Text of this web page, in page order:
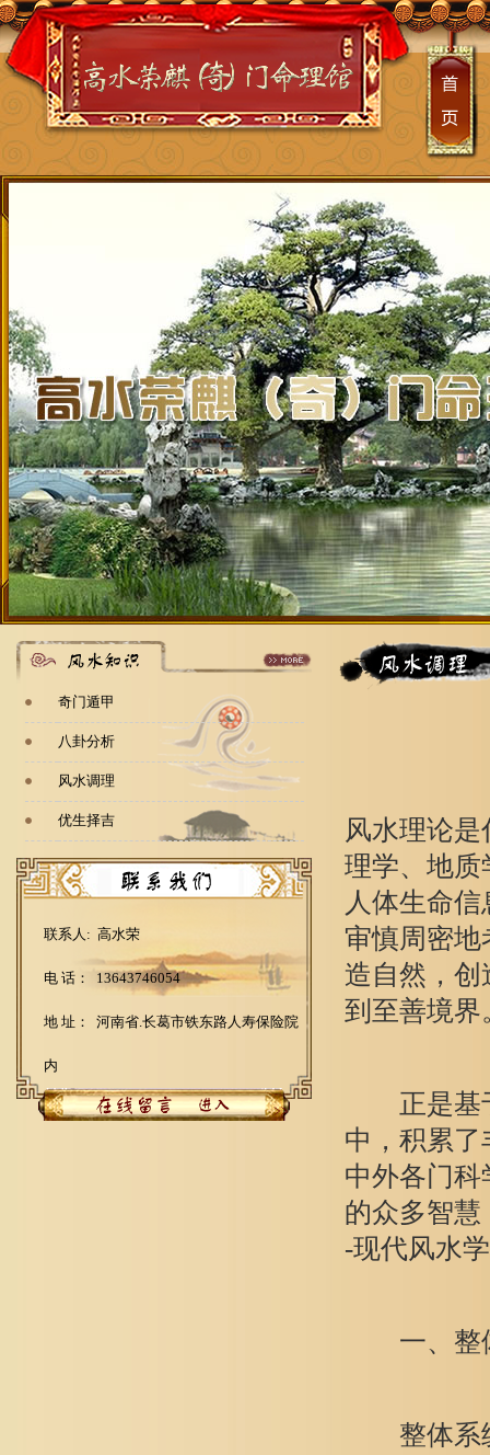
奇门遁甲
八卦分析
风水调理
优生择吉
联系人: 高水荣
电 话： 13643746054
地 址： 河南省.长葛市铁东路人寿保险院
内
风水理论
理学、地质
人体生命
审慎周密
造自然，
到至善境界
正是基于
中，积累
中外各门
的众多智
-现代风水
一、整
整体系统